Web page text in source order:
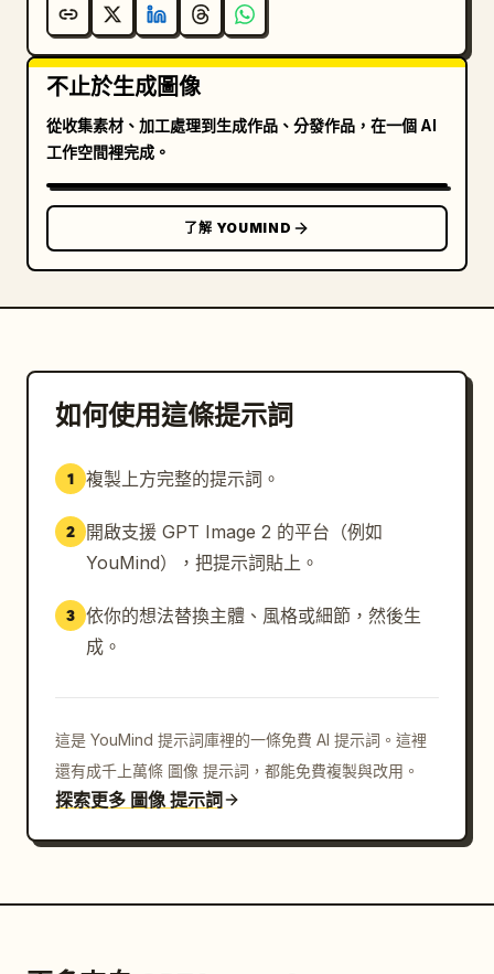
不止於生成圖像
從收集素材、加工處理到生成作品、分發作品，在一個 AI
工作空間裡完成。
了解 YOUMIND
如何使用這條提示詞
1 複製上方完整的提示詞。
2
開啟支援 GPT Image 2 的平台（例如
YouMind），把提示詞貼上。
3 依你的想法替換主體、風格或細節，然後生
成。
這是 YouMind 提示詞庫裡的一條免費 AI 提示詞。這裡
還有成千上萬條 圖像 提示詞，都能免費複製與改用。
探索更多 圖像 提示詞